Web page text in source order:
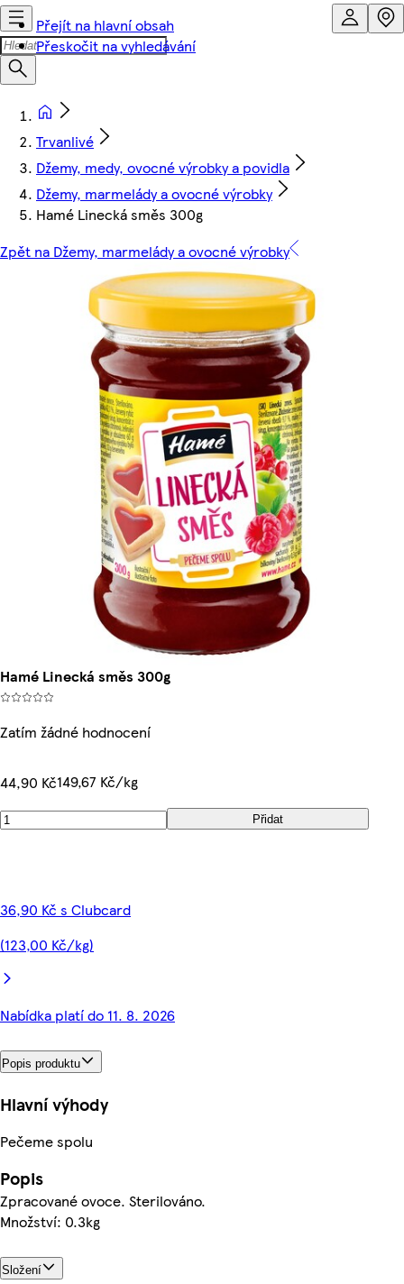
Přejít na hlavní obsah
Přeskočit na vyhledávání
Trvanlivé
Džemy, medy, ovocné výrobky a povidla
Džemy, marmelády a ovocné výrobky
Hamé Linecká směs 300g
Zpět na Džemy, marmelády a ovocné výrobky
Hamé Linecká směs 300g
Zatím žádné hodnocení
44,90 Kč149,67 Kč/kg
Přidat
36,90 Kč s Clubcard
(123,00 Kč/kg)
Nabídka platí do 11. 8. 2026
Popis produktu
Hlavní výhody
Pečeme spolu
Popis
Zpracované ovoce. Sterilováno.
Množství: 0.3kg
Složení